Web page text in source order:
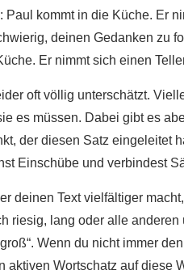
Paul kommt in die Küche. Er
deinen Gedanken zu
Er nimmt sich einen
oft völlig unterschätzt.
es müssen. Dabei gibt es
der diesen Satz eingeleitet
Einschübe und verbindest
deinen Text vielfältiger
riesig, lang oder alle
Wenn du nicht immer
aktiven Wortschatz auf diese